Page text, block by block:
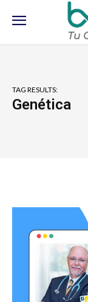
TAG RESULTS:
Genética